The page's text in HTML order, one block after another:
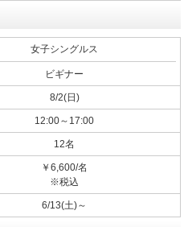
女子シングルス
ビギナー
8/2(日)
12:00～17:00
12名
￥6,600/名
※税込
6/13(土)～